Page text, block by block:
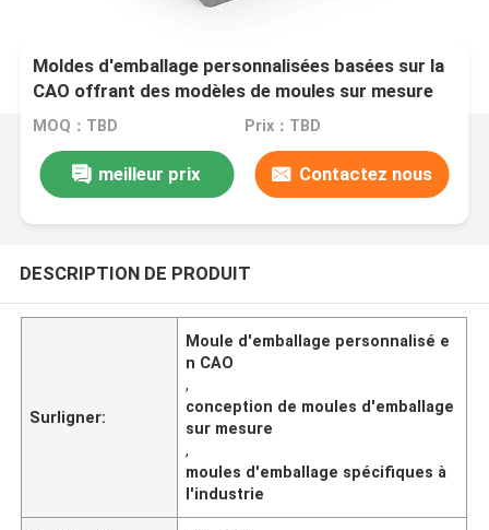
Moldes d'emballage personnalisées basées sur la
CAO offrant des modèles de moules sur mesure
pour diverses exigences et industries d'emballage
MOQ：TBD Prix：TBD
meilleur prix Contactez nous
DESCRIPTION DE PRODUIT
Surligner:
Moule d'emballage personnalisé e
n CAO
,
conception de moules d'emballage
sur mesure
,
moules d'emballage spécifiques à
l'industrie